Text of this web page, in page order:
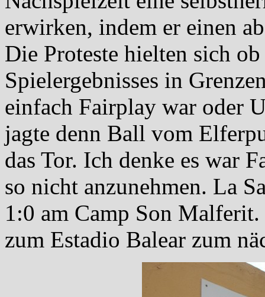
erwirken, indem er einen
Die Proteste hielten sich
Spielergebnisses in
einfach Fairplay war oder
jagte denn Ball vom
das Tor. Ich denke es war
so nicht anzunehmen. La
1:0 am Camp Son
zum Estadio Balear zum